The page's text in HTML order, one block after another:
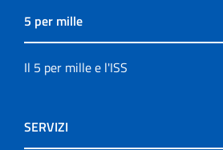
5 per mille
Il 5 per mille e l'ISS
SERVIZI